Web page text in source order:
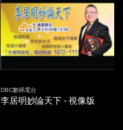
DBC數碼電台
李居明妙論天下 - 視像版